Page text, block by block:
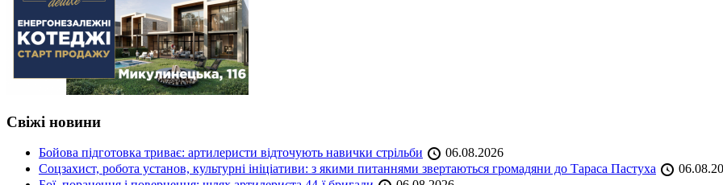
Свіжі новини
Бойова підготовка триває: артилеристи відточують навички стрільби
06.08.2026
Соцзахист, робота установ, культурні ініціативи: з якими питаннями звертаються громадяни до Тараса Пастуха